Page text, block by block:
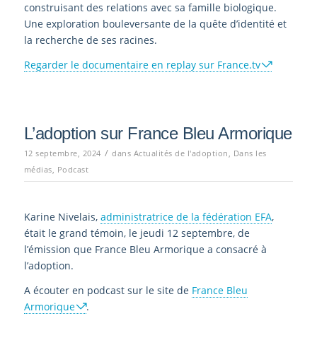
construisant des relations avec sa famille biologique.
Une exploration bouleversante de la quête d’identité et
la recherche de ses racines.
Regarder le documentaire en replay sur France.tv
L’adoption sur France Bleu Armorique
12 septembre, 2024 / dans Actualités de l'adoption
Dans les
médias Podcast
Karine Nivelais, administratrice de la fédération EFA,
était le grand témoin, le jeudi 12 septembre, de
l’émission que France Bleu Armorique a consacré à
l’adoption.
A écouter en podcast sur le site de France Bleu
Armorique
.